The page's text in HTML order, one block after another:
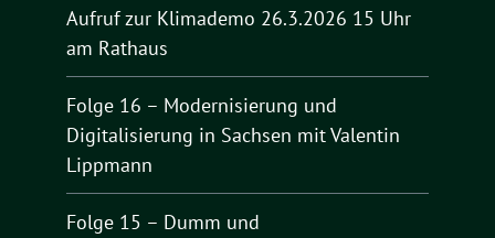
Aufruf zur Klimademo 26.3.2026 15 Uhr
am Rathaus
Folge 16 – Modernisierung und
Digitalisierung in Sachsen mit Valentin
Lippmann
Folge 15 – Dumm und